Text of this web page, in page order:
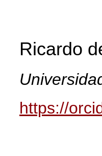
Ricardo
https://